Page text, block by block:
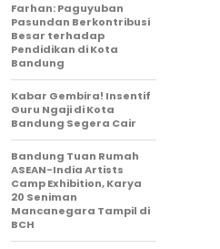
Farhan: Paguyuban
Pasundan Berkontribusi
Besar terhadap
Pendidikan di Kota
Bandung
Kabar Gembira! Insentif
Guru Ngaji di Kota
Bandung Segera Cair
Bandung Tuan Rumah
ASEAN-India Artists
Camp Exhibition, Karya
20 Seniman
Mancanegara Tampil di
BCH